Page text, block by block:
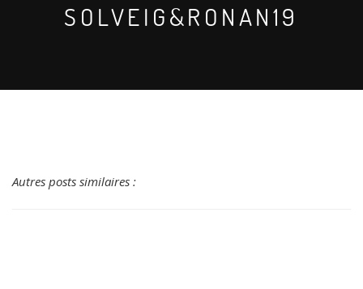
SOLVEIG&RONAN19
Autres posts similaires :